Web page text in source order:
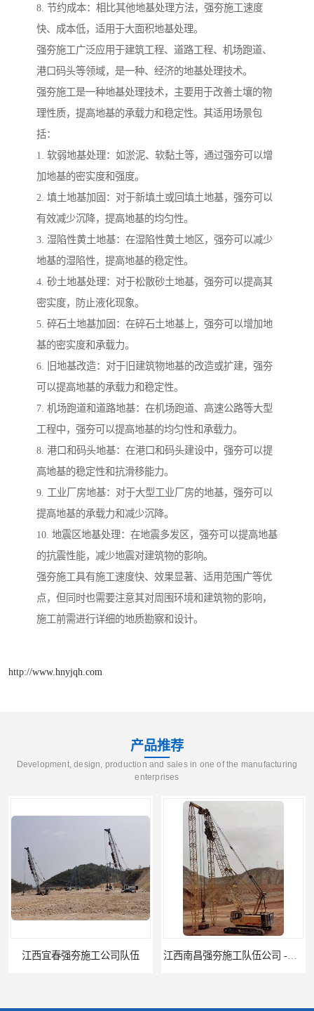
8. 节约成本：相比其他地基处理方法，强夯施工速度
快、成本低，适用于大面积地基处理。
强夯施工广泛应用于建筑工程、道路工程、机场跑道、
港口码头等领域，是一种、经济的地基处理技术。
强夯施工是一种地基处理技术，主要用于改善土壤的物
理性质，提高地基的承载力和稳定性。其适用场景包
括：
1. 软弱地基处理：如淤泥、软黏土等，通过强夯可以增
加地基的密实度和强度。
2. 填土地基加固：对于新填土或回填土地基，强夯可以
有效减少沉降，提高地基的均匀性。
3. 湿陷性黄土地基：在湿陷性黄土地区，强夯可以减少
地基的湿陷性，提高地基的稳定性。
4. 砂土地基处理：对于松散砂土地基，强夯可以提高其
密实度，防止液化现象。
5. 碎石土地基加固：在碎石土地基上，强夯可以增加地
基的密实度和承载力。
6. 旧地基改造：对于旧建筑物地基的改造或扩建，强夯
可以提高地基的承载力和稳定性。
7. 机场跑道和道路地基：在机场跑道、高速公路等大型
工程中，强夯可以提高地基的均匀性和承载力。
8. 港口和码头地基：在港口和码头建设中，强夯可以提
高地基的稳定性和抗滑移能力。
9. 工业厂房地基：对于大型工业厂房的地基，强夯可以
提高地基的承载力和减少沉降。
10. 地震区地基处理：在地震多发区，强夯可以提高地基
的抗震性能，减少地震对建筑物的影响。
强夯施工具有施工速度快、效果显著、适用范围广等优
点，但同时也需要注意其对周围环境和建筑物的影响，
施工前需进行详细的地质勘察和设计。
http://www.hnyjqh.com
产品推荐
Development, design, production and sales in one of the manufacturing
enterprises
江西南昌强夯施工队伍公司 -湖南业峻强夯基础工程